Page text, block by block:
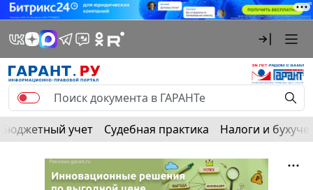
Бюджетный учет Судебная практика Налоги и